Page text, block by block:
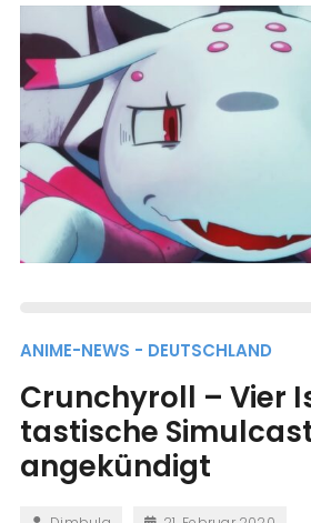
ANIME-NEWS - DEUTSCHLAND
Crunchyroll – Vier
tastische
angekündigt